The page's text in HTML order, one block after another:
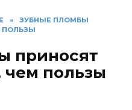
»
ЗУБНЫЕ ПЛОМБЫ
ПОЛЬЗЫ
приносят
чем пользы